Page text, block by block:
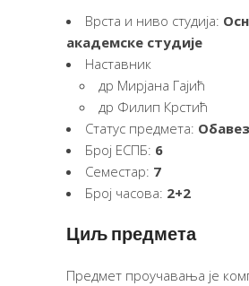
Врста и ниво студија:
академске студије
Наставник
др Мирјана Гајић
др Филип Крстић
Статус предмета:
Број ЕСПБ: 6
Семестар: 7
Број часова: 2+2
Циљ предмета
Предмет проучавања је